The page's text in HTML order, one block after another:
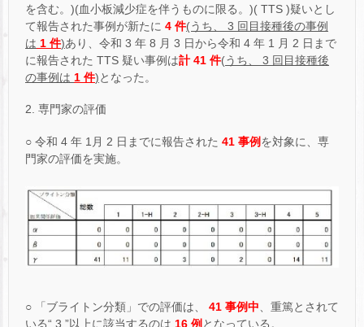
を含む。)(血小板減少症を伴うものに限る。)( TTS )疑いとし
て報告された事例が新たに 4 件(うち、 3 回目接種後の事例
は 1 件)あり、令和 3 年 8 月 3 日から令和 4 年 1 月 2 日まで
に報告された TTS 疑い事例は計 41 件(うち、 3 回目接種後
の事例は 1 件)となった。
2. 専門家の評価
○ 令和 4 年 1月 2 日までに報告された 41 事例を対象に、専
門家の評価を実施。
○ 「ブライトン分類」での評価は、 41 事例中、重篤とされて
いる“ 3 ”以上に該当するのは 16 例 となっている。